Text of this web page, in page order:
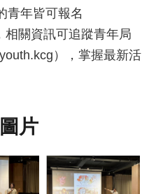
青年皆可報名
相關資訊可追蹤青年局
），掌握最新活
片